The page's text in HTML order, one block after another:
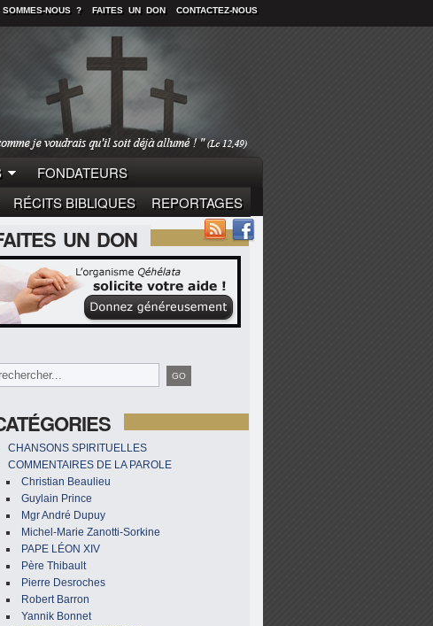
NOUS ? FAITES UN DON CONTACTEZ-NOUS
FONDATEURS
RÉCITS BIBLIQUES
REPORTAGES
UN DON
CHANSONS SPIRITUELLES
COMMENTAIRES DE LA PAROLE
Christian Beaulieu
Guylain Prince
Mgr André Dupuy
Michel-Marie Zanotti-Sorkine
PAPE LÉON XIV
Père Thibault
Pierre Desroches
Robert Barron
Yannik Bonnet